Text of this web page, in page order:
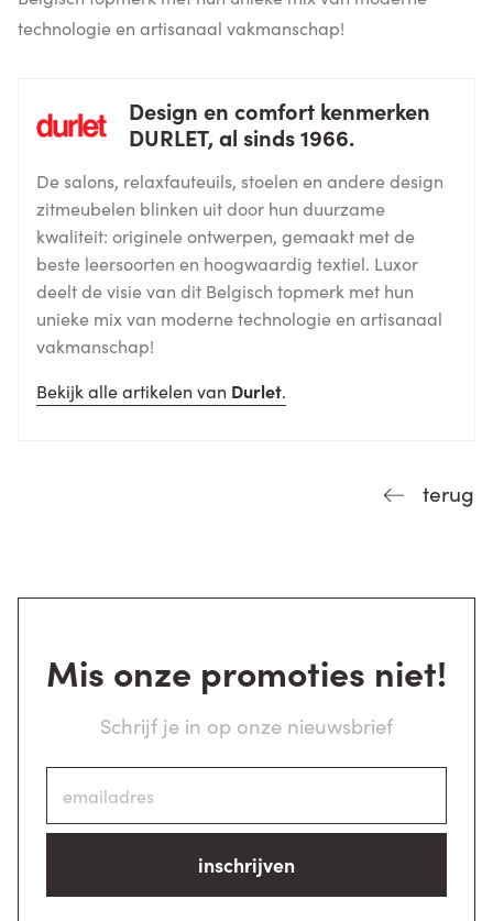
technologie en artisanaal vakmanschap!
Design en comfort kenmerken
DURLET, al sinds 1966.
De salons, relaxfauteuils, stoelen en andere design
zitmeubelen blinken uit door hun duurzame
kwaliteit: originele ontwerpen, gemaakt met de
beste leersoorten en hoogwaardig textiel. Luxor
deelt de visie van dit Belgisch topmerk met hun
unieke mix van moderne technologie en artisanaal
vakmanschap!
Bekijk alle artikelen van Durlet.
terug
Mis onze promoties niet!
Schrijf je in op onze nieuwsbrief
inschrijven